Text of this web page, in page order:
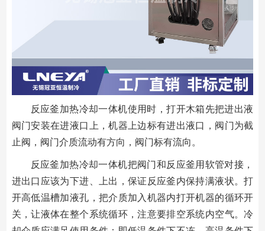
反应釜加热冷却一体机使用时，打开木箱先把进出液
阀门安装在进液口上，机器上边标有进出液口，阀门为截
止阀，阀门介质流动有方向，阀门标有流向。
反应釜加热冷却一体机把阀门和反应釜用软管对接，
进出口应该为下进、上出，保证反应釜内保持满液状。打
开高低温槽加液孔，把介质加入机器内打开机器的循环开
关，让液体在整个系统循环，注意要排空系统内空气。冷